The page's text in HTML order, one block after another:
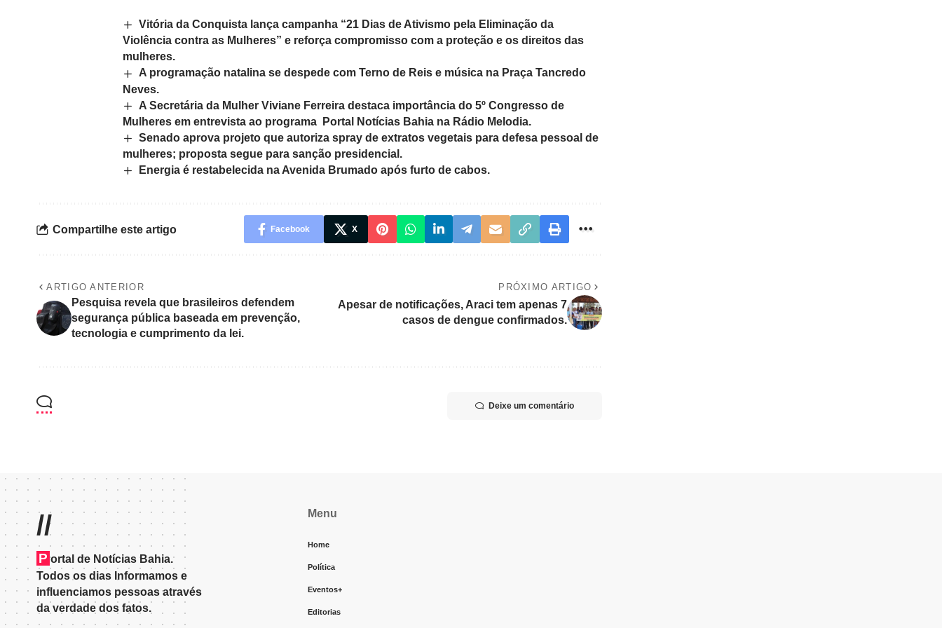
Vitória da Conquista lança campanha “21 Dias de Ativismo pela Eliminação da
Violência contra as Mulheres” e reforça compromisso com a proteção e os direitos das
mulheres.
A programação natalina se despede com Terno de Reis e música na Praça Tancredo
Neves.
A Secretária da Mulher Viviane Ferreira destaca importância do 5º Congresso de
Mulheres em entrevista ao programa Portal Notícias Bahia na Rádio Melodia.
Senado aprova projeto que autoriza spray de extratos vegetais para defesa pessoal de
mulheres; proposta segue para sanção presidencial.
Energia é restabelecida na Avenida Brumado após furto de cabos.
Compartilhe este artigo Facebook X
ARTIGO ANTERIOR
Pesquisa revela que brasileiros defendem
segurança pública baseada em prevenção,
tecnologia e cumprimento da lei.
PRÓXIMO ARTIGO
Apesar de notificações, Araci tem apenas 7
casos de dengue confirmados.
Deixe um comentário
//
P ortal de Notícias Bahia.
Todos os dias Informamos e
influenciamos pessoas através
da verdade dos fatos.
Menu
Home
Política
Eventos+
Editorias